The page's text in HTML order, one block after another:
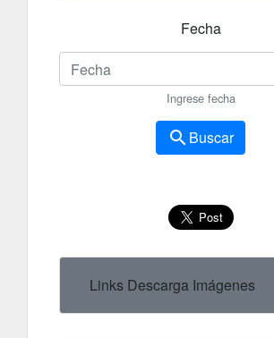
Fecha
Ingrese fecha
searchBuscar
Links Descarga Imágenes